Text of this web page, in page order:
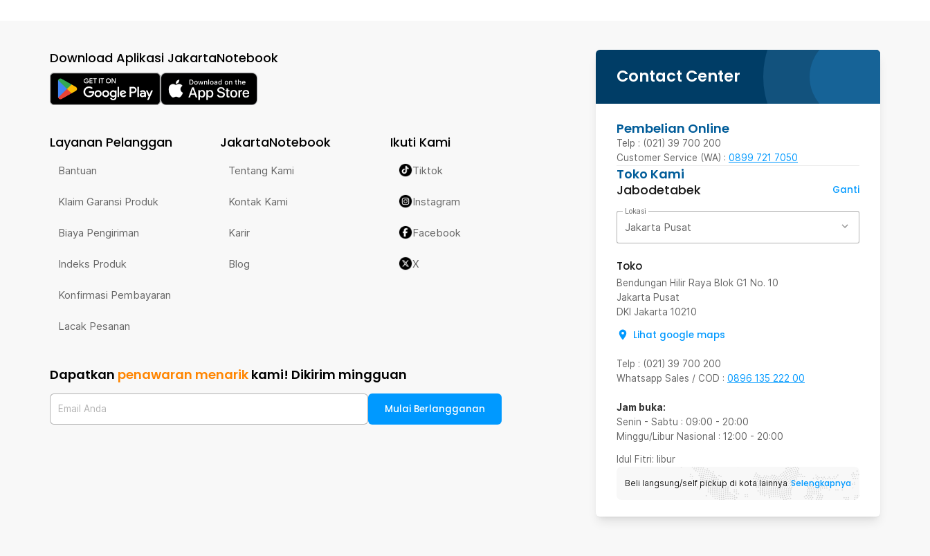
Contact Center
Pembelian Online
Telp : (021) 39 700 200
Customer Service (WA) : 0899 721 7050
Toko Kami
Jabodetabek
Ganti
Lokasi
Jakarta Pusat
Toko
Bendungan Hilir Raya Blok G1 No. 10
Jakarta Pusat
DKI Jakarta 10210
Lihat google maps
Telp : (021) 39 700 200
Whatsapp Sales / COD : 0896 135 222 00
Jam buka:
Senin - Sabtu : 09:00 - 20:00
Minggu/Libur Nasional : 12:00 - 20:00
Idul Fitri: libur
Beli langsung/self pickup di kota lainnya Selengkapnya
Download Aplikasi JakartaNotebook
Layanan Pelanggan
Bantuan
Klaim Garansi Produk
Biaya Pengiriman
Indeks Produk
Konfirmasi Pembayaran
Lacak Pesanan
JakartaNotebook
Tentang Kami
Kontak Kami
Karir
Blog
Ikuti Kami
Tiktok
Instagram
Facebook
X
Dapatkan penawaran menarik kami! Dikirim mingguan
Email Anda Mulai Berlangganan